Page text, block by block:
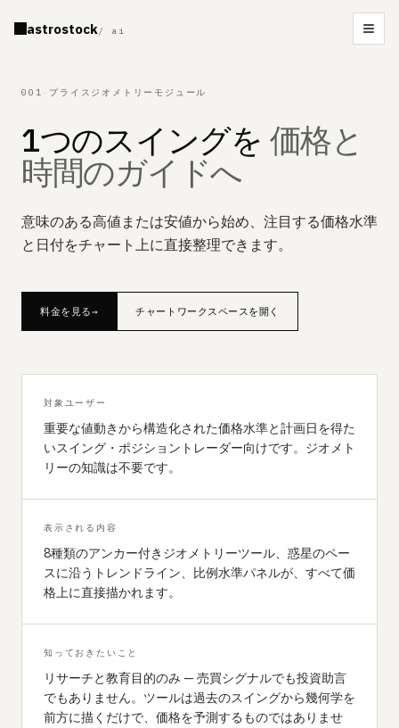
astrostock/ ai
001 プライスジオメトリーモジュール
1つのスイングを 価格と
時間のガイドへ
意味のある高値または安値から始め、注目する価格水準
と日付をチャート上に直接整理できます。
料金を見る→ チャートワークスペースを開く
対象ユーザー
重要な値動きから構造化された価格水準と計画日を得た
いスイング・ポジショントレーダー向けです。ジオメト
リーの知識は不要です。
表示される内容
8種類のアンカー付きジオメトリーツール、惑星のペー
スに沿うトレンドライン、比例水準パネルが、すべて価
格上に直接描かれます。
知っておきたいこと
リサーチと教育目的のみ — 売買シグナルでも投資助言
でもありません。ツールは過去のスイングから幾何学を
前方に描くだけで、価格を予測するものではありませ